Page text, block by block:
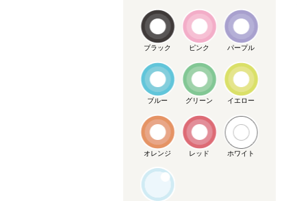
ブラック ピンク パープル
ブルー グリーン イエロー
オレンジ レッド ホワイト